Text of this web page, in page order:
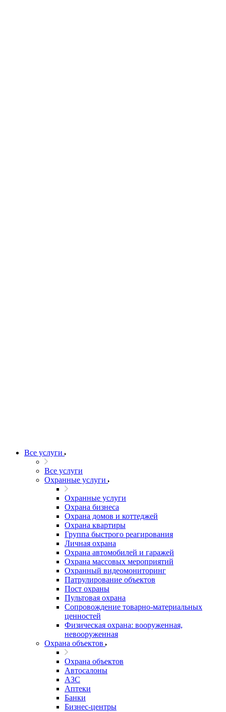
Все услуги
Все услуги
Охранные услуги
Охранные услуги
Охрана бизнеса
Охрана домов и коттеджей
Охрана квартиры
Группа быстрого реагирования
Личная охрана
Охрана автомобилей и гаражей
Охрана массовых мероприятий
Охранный видеомониторинг
Патрулирование объектов
Пост охраны
Пультовая охрана
Сопровождение товарно-материальных
ценностей
Физическая охрана: вооруженная,
невооруженная
Охрана объектов
Охрана объектов
Автосалоны
АЗС
Аптеки
Банки
Бизнес-центры